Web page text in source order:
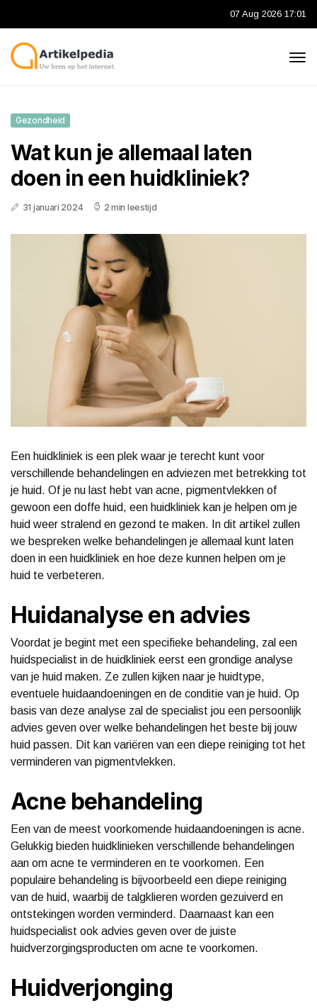
07 Aug 2026 17:01
Gezondheid
Wat kun je allemaal laten
doen in een huidkliniek?
31 januari 2024 2 min leestijd
Een huidkliniek is een plek waar je terecht kunt voor
verschillende behandelingen en adviezen met betrekking tot
je huid. Of je nu last hebt van acne, pigmentvlekken of
gewoon een doffe huid, een huidkliniek kan je helpen om je
huid weer stralend en gezond te maken. In dit artikel zullen
we bespreken welke behandelingen je allemaal kunt laten
doen in een huidkliniek en hoe deze kunnen helpen om je
huid te verbeteren.
Huidanalyse en advies
Voordat je begint met een specifieke behandeling, zal een
huidspecialist in de huidkliniek eerst een grondige analyse
van je huid maken. Ze zullen kijken naar je huidtype,
eventuele huidaandoeningen en de conditie van je huid. Op
basis van deze analyse zal de specialist jou een persoonlijk
advies geven over welke behandelingen het beste bij jouw
huid passen. Dit kan variëren van een diepe reiniging tot het
verminderen van pigmentvlekken.
Acne behandeling
Een van de meest voorkomende huidaandoeningen is acne.
Gelukkig bieden huidklinieken verschillende behandelingen
aan om acne te verminderen en te voorkomen. Een
populaire behandeling is bijvoorbeeld een diepe reiniging
van de huid, waarbij de talgklieren worden gezuiverd en
ontstekingen worden verminderd. Daarnaast kan een
huidspecialist ook advies geven over de juiste
huidverzorgingsproducten om acne te voorkomen.
Huidverjonging